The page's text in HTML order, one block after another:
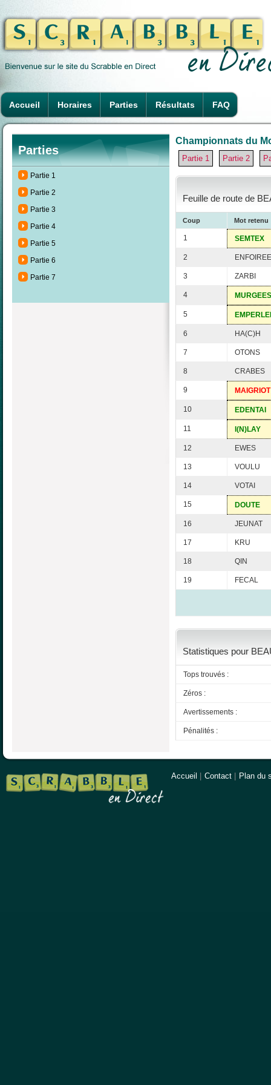
Accueil Horaires Parties Résultats FAQ
Parties
Partie 1
Partie 2
Partie 3
Partie 4
Partie 5
Partie 6
Partie 7
Championnats du
Partie 1 Partie 2
Feuille de route de
Coup Mot retenu
1 SEMTEX
2 ENFOIREE
3 ZARBI
4 MURGEES
5
6 HA(C)H
7 OTONS
8 CRABES
9 MAIGRIOT
10 EDENTAI
11 I(N)LAY
12 EWES
13 VOULU
14 VOTAI
15 DOUTE
16 JEUNAT
17 KRU
18 QIN
19 FECAL
Statistiques pour
Tops trouvés :
Zéros :
Avertissements :
Pénalités :
Accueil Contact Plan du